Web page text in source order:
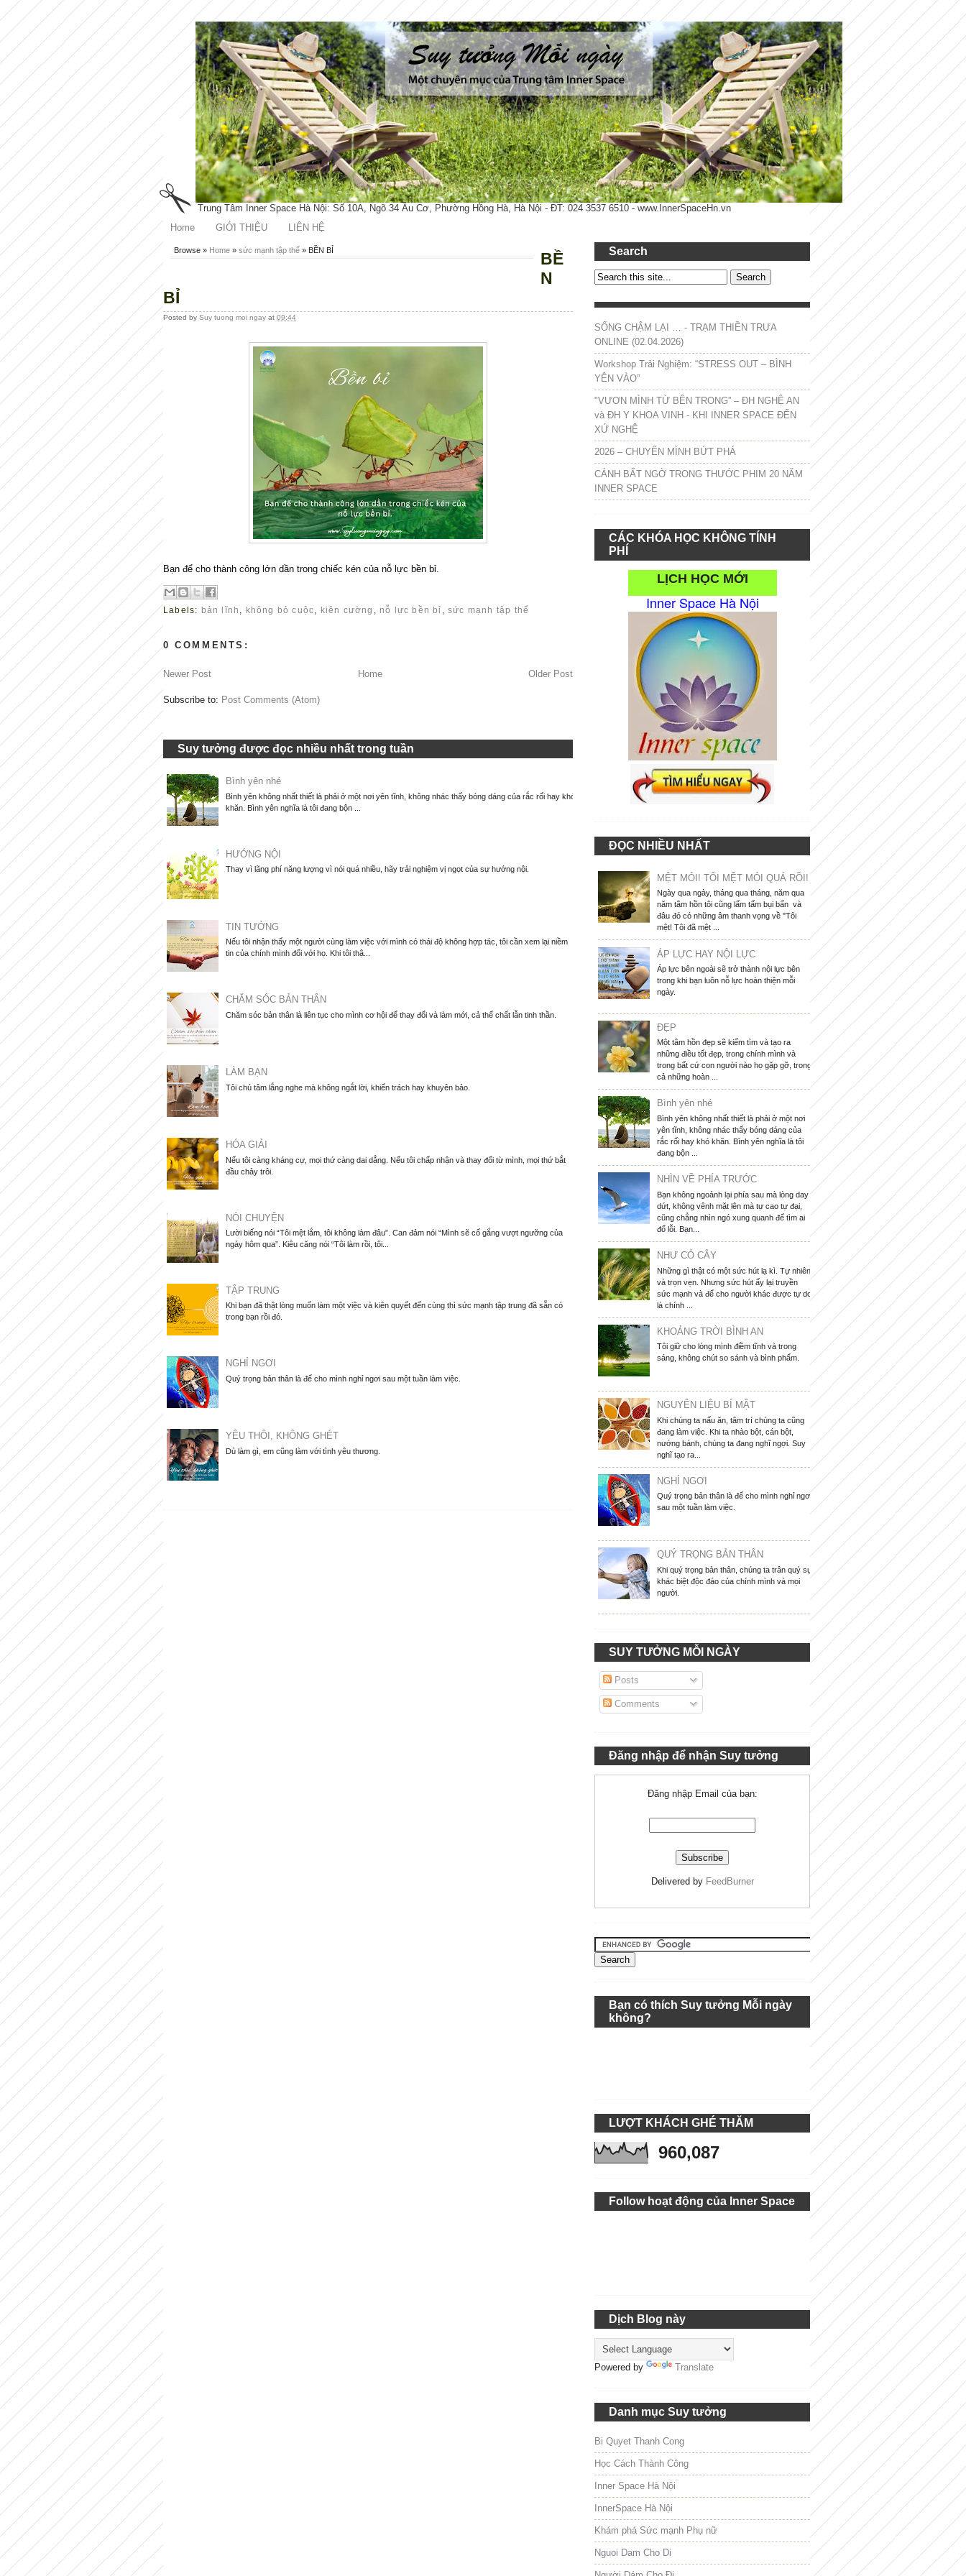
Trung Tâm Inner Space Hà Nội: Số 10A, Ngõ 34 Âu Cơ, Phường Hồng Hà, Hà Nội - ĐT: 024 3537 6510 - www.InnerSpaceHn.vn
Home
GIỚI THIỆU LIÊN HỆ
Browse » Home » sức mạnh tập thể » BỀN BỈ
BỀ
N
BỈ
Posted by Suy tuong moi ngay at 09:44
Bạn để cho thành công lớn dần trong chiếc kén của nỗ lực bền bỉ.
Labels: bản lĩnh , không bỏ cuộc, kiên cường , nỗ lực bền bỉ ,sức mạnh tập thể
0 COMMENTS:
Newer Post Older Post
Home
Subscribe to: Post Comments (Atom)
Suy tưởng được đọc nhiều nhất trong tuần
Bình yên nhé
Bình yên không nhất thiết là phải ở một nơi yên tĩnh, không nhác thấy bóng dáng của rắc rối hay khó
khăn. Bình yên nghĩa là tôi đang bộn ...
HƯỚNG NỘI
Thay vì lãng phí năng lượng vì nói quá nhiều, hãy trải nghiệm vị ngọt của sự hướng nội.
TIN TƯỞNG
Nếu tôi nhận thấy một người cùng làm việc với mình có thái độ không hợp tác, tôi cần xem lại niềm
tin của chính mình đối với họ. Khi tôi thậ...
CHĂM SÓC BẢN THÂN
Chăm sóc bản thân là liên tục cho mình cơ hội để thay đổi và làm mới, cả thể chất lẫn tinh thần.
LÀM BẠN
Tôi chú tâm lắng nghe mà không ngắt lời, khiển trách hay khuyên bảo.
HÓA GIẢI
Nếu tôi càng kháng cự, mọi thứ càng dai dẳng. Nếu tôi chấp nhận và thay đổi từ mình, mọi thứ bắt
đầu chảy trôi.
NÓI CHUYỆN
Lười biếng nói “Tôi mệt lắm, tôi không làm đâu”. Can đảm nói “Mình sẽ cố gắng vượt ngưỡng của
ngày hôm qua”. Kiêu căng nói “Tôi làm rồi, tôi...
TẬP TRUNG
Khi bạn đã thật lòng muốn làm một việc và kiên quyết đến cùng thì sức mạnh tập trung đã sẵn có
trong bạn rồi đó.
NGHỈ NGƠI
Quý trọng bản thân là để cho mình nghỉ ngơi sau một tuần làm việc.
YÊU THÔI, KHÔNG GHÉT
Dù làm gì, em cũng làm với tình yêu thương.
Search
SỐNG CHẬM LẠI … - TRẠM THIỀN TRƯA
ONLINE (02.04.2026)
Workshop Trải Nghiệm: “STRESS OUT – BÌNH
YÊN VÀO”
"VƯƠN MÌNH TỪ BÊN TRONG” – ĐH NGHỆ AN
và ĐH Y KHOA VINH - KHI INNER SPACE ĐẾN
XỨ NGHỆ
2026 – CHUYỂN MÌNH BỨT PHÁ
CẢNH BẤT NGỜ TRONG THƯỚC PHIM 20 NĂM
INNER SPACE
CÁC KHÓA HỌC KHÔNG TÍNH
PHÍ
LỊCH HỌC MỚI
Inner Space Hà Nội
ĐỌC NHIỀU NHẤT
MỆT MỎI! TÔI MỆT MỎI QUÁ RỒI!
Ngày qua ngày, tháng qua tháng, năm qua
năm tâm hồn tôi cũng lấm tấm bụi bẩn và
đâu đó có những âm thanh vọng về "Tôi
mệt! Tôi đã mệt ...
ÁP LỰC HAY NỘI LỰC
Áp lực bên ngoài sẽ trở thành nội lực bên
trong khi bạn luôn nỗ lực hoàn thiện mỗi
ngày.
ĐẸP
Một tâm hồn đẹp sẽ kiếm tìm và tạo ra
những điều tốt đẹp, trong chính mình và
trong bất cứ con người nào họ gặp gỡ, trong
cả những hoàn ...
Bình yên nhé
Bình yên không nhất thiết là phải ở một nơi
yên tĩnh, không nhác thấy bóng dáng của
rắc rối hay khó khăn. Bình yên nghĩa là tôi
đang bộn ...
NHÌN VỀ PHÍA TRƯỚC
Bạn không ngoảnh lại phía sau mà lòng day
dứt, không vênh mặt lên mà tự cao tự đại,
cũng chẳng nhìn ngó xung quanh để tìm ai
đổ lỗi. Bạn...
NHƯ CỎ CÂY
Những gì thật có một sức hút lạ kì. Tự nhiên
và trọn vẹn. Nhưng sức hút ấy lại truyền
sức mạnh và để cho người khác được tự do
là chính ...
KHOẢNG TRỜI BÌNH AN
Tôi giữ cho lòng mình điềm tĩnh và trong
sáng, không chút so sánh và bình phẩm.
NGUYÊN LIỆU BÍ MẬT
Khi chúng ta nấu ăn, tâm trí chúng ta cũng
đang làm việc. Khi ta nhào bột, cán bột,
nướng bánh, chúng ta đang nghĩ ngợi. Suy
nghĩ tạo ra...
NGHỈ NGƠI
Quý trọng bản thân là để cho mình nghỉ ngơi
sau một tuần làm việc.
QUÝ TRỌNG BẢN THÂN
Khi quý trọng bản thân, chúng ta trân quý sự
khác biệt độc đáo của chính mình và mọi
người.
SUY TƯỞNG MỖI NGÀY
Posts
Comments
Đăng nhập để nhận Suy tưởng
Đăng nhập Email của bạn:
Delivered by FeedBurner
Bạn có thích Suy tưởng Mỗi ngày
không?
LƯỢT KHÁCH GHÉ THĂM
960,087
Follow hoạt động của Inner Space
Dịch Blog này
Powered by Translate
Danh mục Suy tưởng
Bi Quyet Thanh Cong
Học Cách Thành Công
Inner Space Hà Nội
InnerSpace Hà Nội
Khám phá Sức mạnh Phụ nữ
Nguoi Dam Cho Di